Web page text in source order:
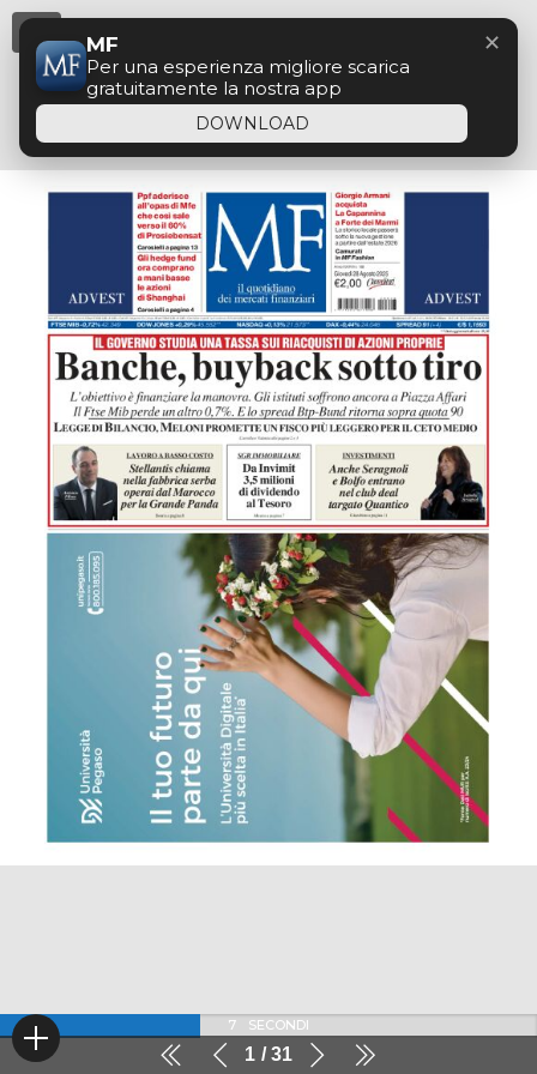
1 31
7 SECONDI
MF
Per una esperienza migliore scarica
gratuitamente la nostra app
DOWNLOAD
✕
Menu